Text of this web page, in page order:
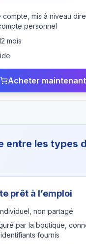
mis à niveau
personnel
mois
Acheter maintenant
entre les types
prêt à l’emploi
non partagé
par la boutique,
fournis